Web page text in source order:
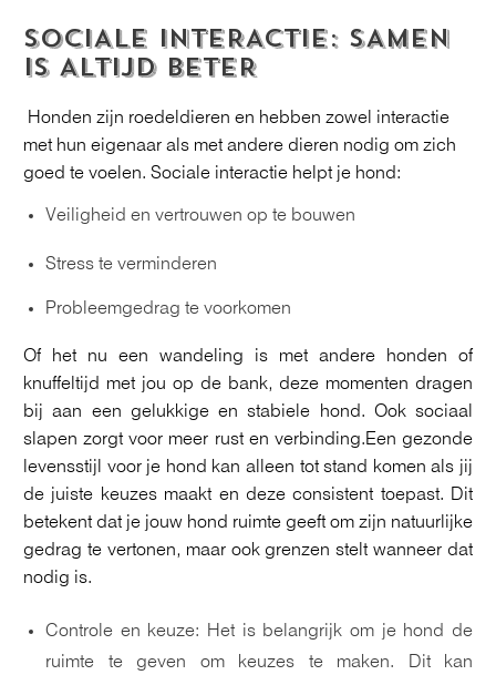
SOCIALE INTERACTIE: SAMEN
IS ALTIJD BETER
Honden zijn roedeldieren en hebben zowel interactie
met hun eigenaar als met andere dieren nodig om zich
goed te voelen. Sociale interactie helpt je hond:
Veiligheid en vertrouwen op te bouwen
Stress te verminderen
Probleemgedrag te voorkomen
Of het nu een wandeling is met andere honden of
knuffeltijd met jou op de bank, deze momenten dragen
bij aan een gelukkige en stabiele hond. Ook sociaal
slapen zorgt voor meer rust en verbinding.Een gezonde
levensstijl voor je hond kan alleen tot stand komen als jij
de juiste keuzes maakt en deze consistent toepast. Dit
betekent dat je jouw hond ruimte geeft om zijn natuurlijke
gedrag te vertonen, maar ook grenzen stelt wanneer dat
nodig is.
Controle en keuze: Het is belangrijk om je hond de
ruimte te geven om keuzes te maken. Dit kan